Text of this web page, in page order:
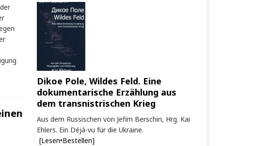
Dikoe Pole, Wildes Feld. Eine
dokumentarische Erzählung aus
dem transnistrischen Krieg
Aus dem Russischen von Jefim Berschin, Hrg. Kai
Ehlers. Ein Déjà-vu für die Ukraine.
[Lesen•Bestellen]